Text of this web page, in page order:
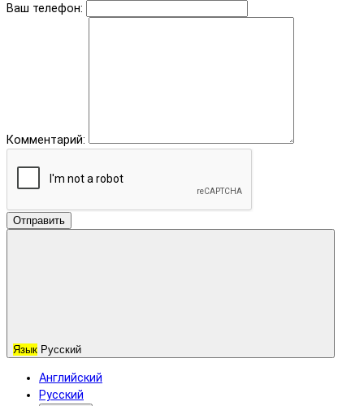
Ваш телефон:
Комментарий:
Отправить
Язык Русский
Английский
Русский